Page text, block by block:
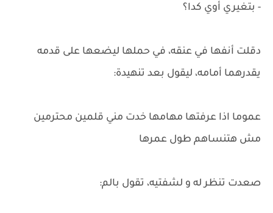
- بتغيري أوي كدا؟
دقلت أنفها في عنقه، في حملها ليضعها على قدمه
يقدرهما أمامه، ليقول بعد تنهيدة:
عموما اذا عرفتها مهامها خدت مني قلمين محترمين
مش هتنساهم طول عمرها
صعدت تنظر له و لشفتيه، تقول بالم: